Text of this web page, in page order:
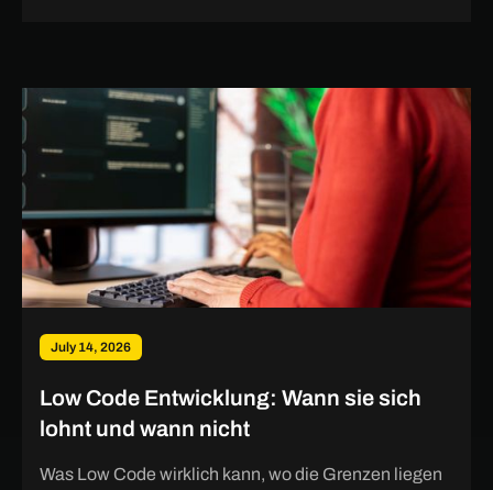
July 14, 2026
Low Code Entwicklung: Wann sie sich
lohnt und wann nicht
Was Low Code wirklich kann, wo die Grenzen liegen